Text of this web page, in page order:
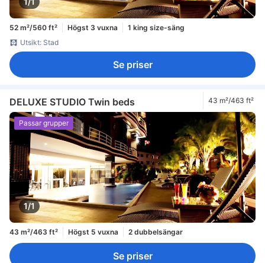
52 m²/560 ft² Högst 3 vuxna
1 king size-säng
Utsikt: Stad
Se priser
DELUXE STUDIO Twin beds 43 m²/463 ft²
1/1
Passar grupper
43 m²/463 ft² Högst 5 vuxna 2 dubbelsängar
Se priser